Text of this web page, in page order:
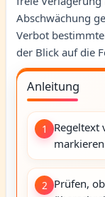
Abschwächung
Verbot
der Blick auf die
Anleitung
1
Regeltext
2 Prüfen,